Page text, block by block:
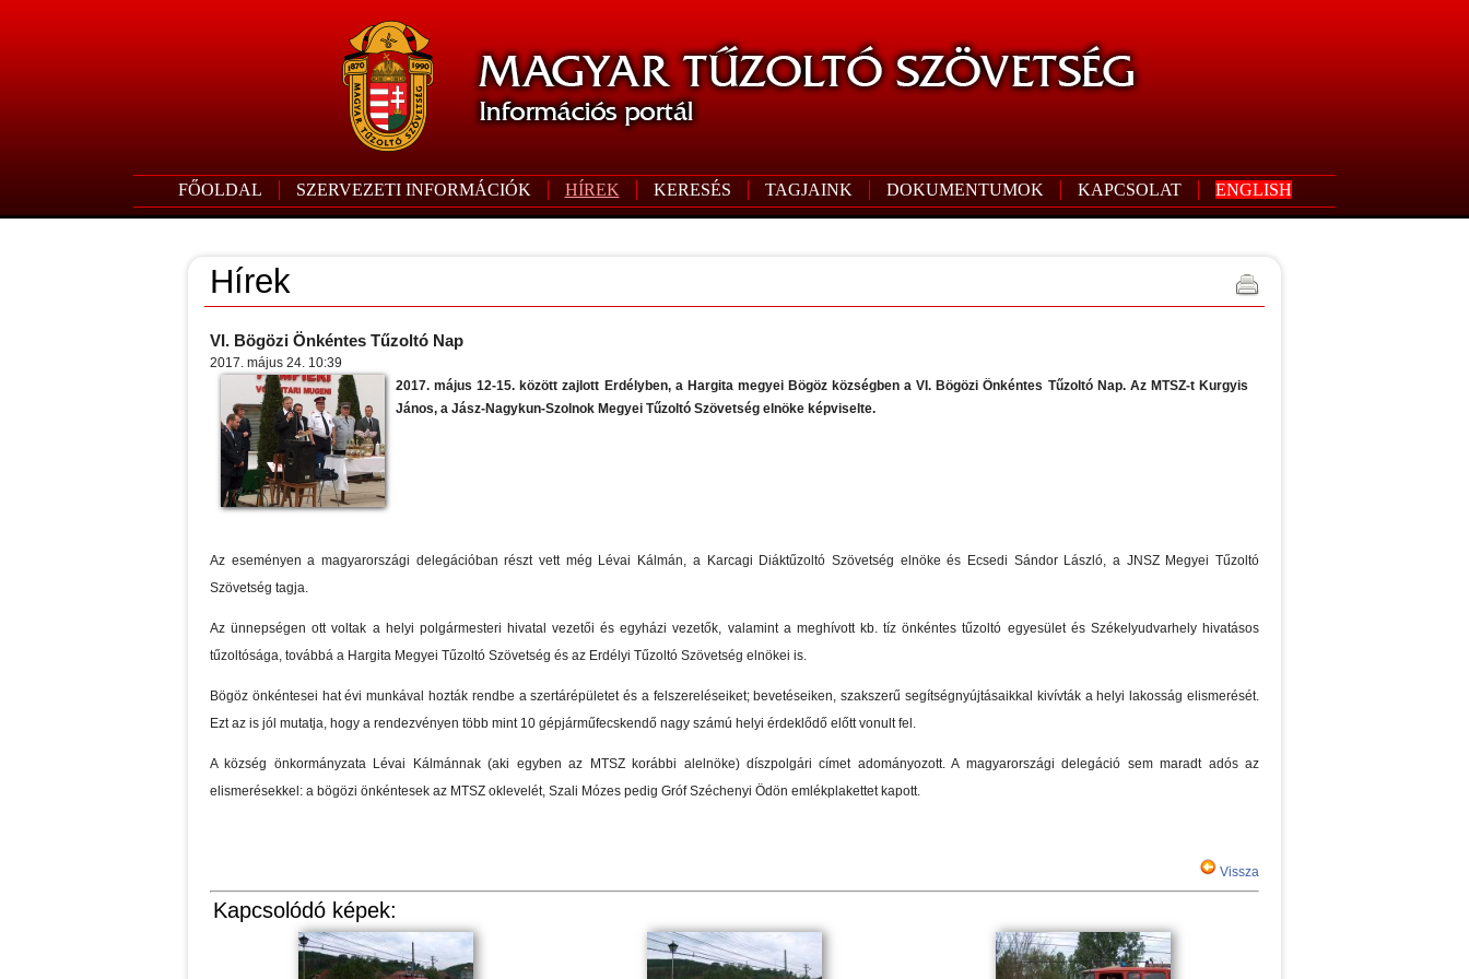
FŐOLDAL SZERVEZETI INFORMÁCIÓK HÍREK KERESÉS TAGJAINK DOKUMENTUMOK KAPCSOLAT ENGLISH
Hírek
VI. Bögözi Önkéntes Tűzoltó Nap
2017. május 24. 10:39
2017. május 12-15. között zajlott Erdélyben, a Hargita megyei Bögöz községben a VI. Bögözi Önkéntes Tűzoltó Nap. Az MTSZ-t Kurgyis
János, a Jász-Nagykun-Szolnok Megyei Tűzoltó Szövetség elnöke képviselte.
Az eseményen a magyarországi delegációban részt vett még Lévai Kálmán, a Karcagi Diáktűzoltó Szövetség elnöke és Ecsedi Sándor László, a JNSZ Megyei Tűzoltó
Szövetség tagja.
Az ünnepségen ott voltak a helyi polgármesteri hivatal vezetői és egyházi vezetők, valamint a meghívott kb. tíz önkéntes tűzoltó egyesület és Székelyudvarhely hivatásos
tűzoltósága, továbbá a Hargita Megyei Tűzoltó Szövetség és az Erdélyi Tűzoltó Szövetség elnökei is.
Bögöz önkéntesei hat évi munkával hozták rendbe a szertárépületet és a felszereléseiket; bevetéseiken, szakszerű segítségnyújtásaikkal kivívták a helyi lakosság elismerését.
Ezt az is jól mutatja, hogy a rendezvényen több mint 10 gépjárműfecskendő nagy számú helyi érdeklődő előtt vonult fel.
A község önkormányzata Lévai Kálmánnak (aki egyben az MTSZ korábbi alelnöke) díszpolgári címet adományozott. A magyarországi delegáció sem maradt adós az
elismerésekkel: a bögözi önkéntesek az MTSZ oklevelét, Szali Mózes pedig Gróf Széchenyi Ödön emlékplakettet kapott.
Vissza
Kapcsolódó képek: